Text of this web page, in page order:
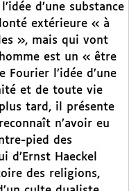
d’une substance
extérieure « à
», mais qui vont
est un « être
l’idée d’une
et de toute vie
tard, il présente
n’avoir eu
pied des
d’Ernst Haeckel
des religions,